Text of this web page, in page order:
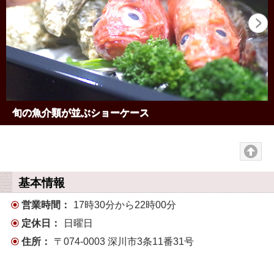
旬の魚介類が並ぶショーケース
基本情報
営業時間：
17時30分から22時00分
定休日：
日曜日
住所：
〒074-0003 深川市3条11番31号